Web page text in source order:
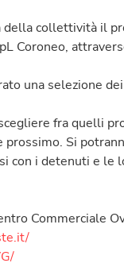
della collettività il
Coroneo,
una selezione
fra quelli
Si
con i detenuti e le
Commerciale